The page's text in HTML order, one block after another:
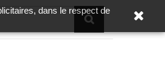
dans le respect de